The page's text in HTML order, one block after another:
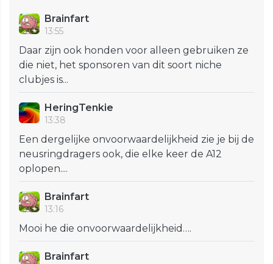
Brainfart
13:55
Daar zijn ook honden voor alleen gebruiken ze
die niet, het sponsoren van dit soort niche
clubjes is...
HeringTenkie
13:38
Een dergelijke onvoorwaardelijkheid zie je bij de
neusringdragers ook, die elke keer de A12
oplopen....
Brainfart
13:16
Mooi he die onvoorwaardelijkheid….
Brainfart